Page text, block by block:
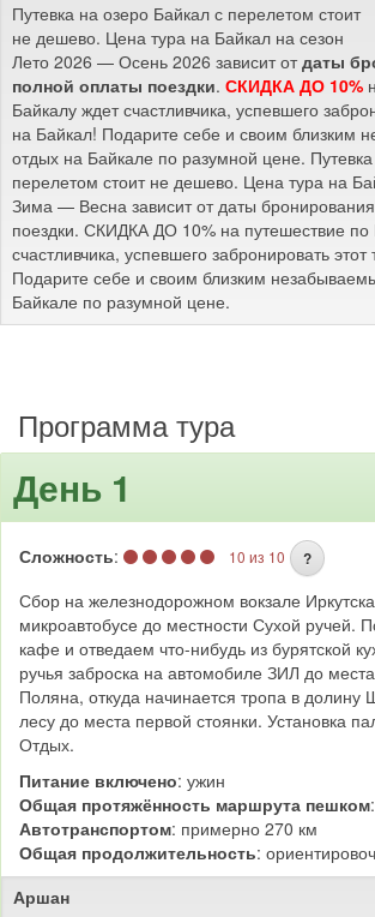
Путевка на озеро Байкал с перелетом стоит
не дешево. Цена тура на Байкал на сезон
Лето 2026 — Осень 2026 зависит отдаты
полной оплаты поездки. СКИДКА ДО 10%
Байкалу ждет счастливчика, успевшего
на Байкал! Подарите себе и своим близким
отдых на Байкале по разумной цене.
перелетом стоит не дешево. Цена тура на
Зима — Весна зависит от даты
поездки. СКИДКА ДО 10% на путешествие по
счастливчика, успевшего забронировать
Подарите себе и своим близким
Байкале по разумной цене.
Программа тура
День 1
Сложность: 10 из 10 ?
Сбор на железнодорожном вокзале
микроавтобусе до местности Сухой ручей.
кафе и отведаем что-нибудь из бурятской
ручья заброска на автомобиле ЗИЛ до
Поляна, откуда начинается тропа в долину
лесу до места первой стоянки. Установка
Отдых.
Питание включено: ужин
Общая протяжённость маршрута пешком
Автотранспортом: примерно 270 км
Общая продолжительность:
Аршан